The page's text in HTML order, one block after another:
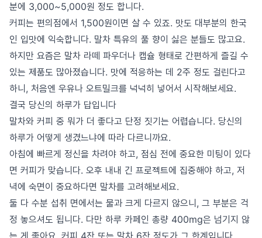
분에 3,000~5,000원 정도 합니다.
커피는 편의점에서 1,500원이면 살 수 있죠. 맛도 대부분의 한국
인 입맛에 익숙합니다. 말차 특유의 풀 향이 싫은 분들도 많고요.
하지만 요즘은 말차 라떼 파우더나 캡슐 형태로 간편하게 즐길 수
있는 제품도 많아졌습니다. 맛에 적응하는 데 2주 정도 걸린다고
하니, 처음엔 우유나 오트밀크를 넉넉히 넣어서 시작해보세요.
결국 당신의 하루가 답입니다
말차와 커피 중 뭐가 더 좋다고 단정 짓기는 어렵습니다. 당신의
하루가 어떻게 생겼느냐에 따라 다르니까요.
아침에 빠르게 정신을 차려야 하고, 점심 전에 중요한 미팅이 있다
면 커피가 맞습니다. 오후 내내 긴 프로젝트에 집중해야 하고, 저
녁에 숙면이 중요하다면 말차를 고려해보세요.
둘 다 수분 섭취 면에서는 물과 크게 다르지 않으니, 그 부분은 걱
정 놓으셔도 됩니다. 다만 하루 카페인 총량 400mg은 넘기지 않
는 게 좋아요. 커피 4잔 또는 말차 6잔 정도가 그 한계입니다.